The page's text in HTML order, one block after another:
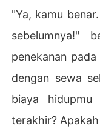
"Ya, kamu
sebelumnya!"
penekanan
dengan sewa
biaya
terakhir?